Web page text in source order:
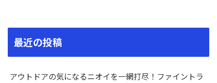
最近の投稿
アウトドアの気になるニオイを一網打尽！ファイントラ